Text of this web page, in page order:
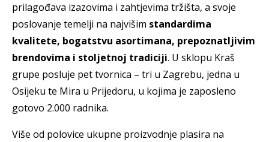
prilagođava izazovima i zahtjevima tržišta, a svoje
poslovanje temelji na najvišim standardima
kvalitete, bogatstvu asortimana, prepoznatljivim
brendovima i stoljetnoj tradiciji. U sklopu Kraš
grupe posluje pet tvornica – tri u Zagrebu, jedna u
Osijeku te Mira u Prijedoru, u kojima je zaposleno
gotovo 2.000 radnika.
Više od polovice ukupne proizvodnje plasira na